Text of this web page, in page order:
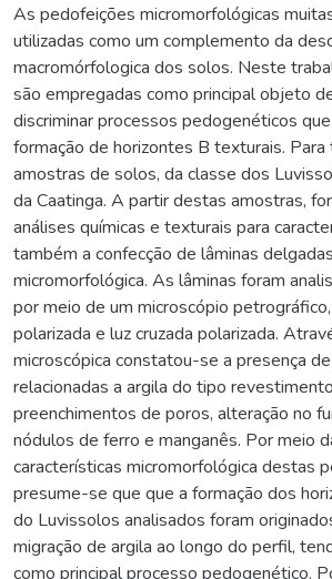
As pedofeições micromorfológicas
utilizadas como um complemento da
macromórfologica dos solos. Neste
são empregadas como principal objeto
discriminar processos pedogenéticos
formação de horizontes B texturais.
amostras de solos, da classe dos
da Caatinga. A partir destas amostras,
análises químicas e texturais para
também a confecção de lâminas
micromorfológica. As lâminas foram
por meio de um microscópio
polarizada e luz cruzada polarizada.
microscópica constatou-se a presença
relacionadas a argila do tipo
preenchimentos de poros, alteração no
nódulos de ferro e manganês. Por meio
características micromorfológica destas
presume-se que que a formação dos
do Luvissolos analisados foram
migração de argila ao longo do perfil,
como principal processo pedogenético.